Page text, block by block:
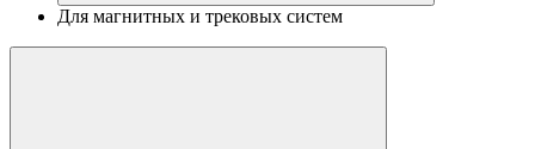
Для магнитных и трековых систем